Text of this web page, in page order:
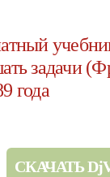
задачи
года
СКАЧАТЬ